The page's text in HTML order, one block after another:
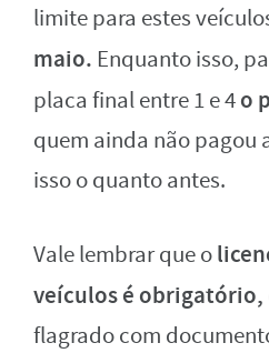
limite para estes
maio. Enquanto isso,
placa final entre 1 e 4o
quem ainda não pagou
isso o quanto antes.
Vale lembrar que o
veículos é obrigatório,
flagrado com